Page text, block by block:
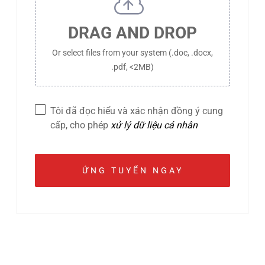
DRAG AND DROP
Or select files from your system (.doc, .docx,
.pdf, <2MB)
Tôi đã đọc hiểu và xác nhận đồng ý cung
cấp, cho phép xử lý dữ liệu cá nhân